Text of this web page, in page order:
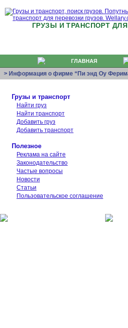
ГРУЗЫ И ТРАНСПОРТ
ГЛАВНАЯ
> Информация о фирме “Пи энд Оу
Грузы и транспорт
Найти груз
Найти транспорт
Добавить груз
Добавить транспорт
Полезное
Реклама на сайте
Законодательство
Частые вопросы
Новости
Статьи
Пользовательское соглашение